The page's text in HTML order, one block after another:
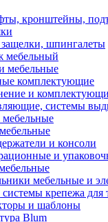
кронштейны,
шпингалеты
мебельный
мебельные
комплектующие
и
системы
и консоли
и
мебельные и
крепежа для
и шаблоны
Blum